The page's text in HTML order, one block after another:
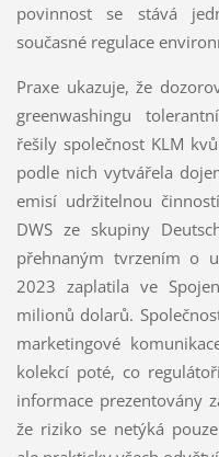
povinnost se stává
současné regulace
Praxe ukazuje, že
greenwashingu
řešily společnost KLM
podle nich vytvářela
emisí udržitelnou
DWS ze skupiny
přehnaným tvrzením o
2023 zaplatila ve
milionů dolarů.
marketingové
kolekcí poté, co
informace prezentovány
že riziko se netýká